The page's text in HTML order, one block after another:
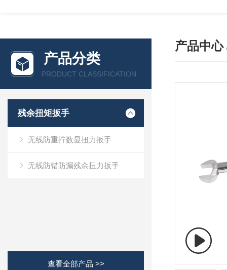
产品分类
PRODUCT CLASSIFICATION
残余扭矩扳手
无线防重拧数显扭力扳手
无线防错防漏残余扭力扳手
查看全部产品 >>
产品中心